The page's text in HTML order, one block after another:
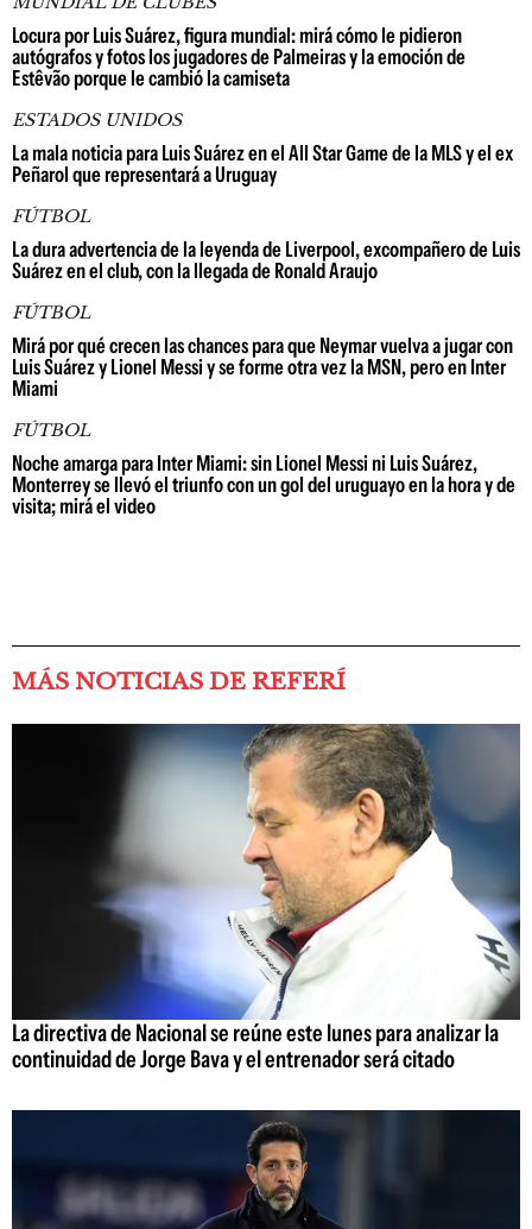
Locura por Luis Suárez, figura mundial: mirá cómo le pidieron
autógrafos y fotos los jugadores de Palmeiras y la emoción de
Estêvão porque le cambió la camiseta
ESTADOS UNIDOS
La mala noticia para Luis Suárez en el All Star Game de la MLS y el ex
Peñarol que representará a Uruguay
FÚTBOL
La dura advertencia de la leyenda de Liverpool, excompañero de Luis
Suárez en el club, con la llegada de Ronald Araujo
FÚTBOL
Mirá por qué crecen las chances para que Neymar vuelva a jugar con
Luis Suárez y Lionel Messi y se forme otra vez la MSN, pero en Inter
Miami
FÚTBOL
Noche amarga para Inter Miami: sin Lionel Messi ni Luis Suárez,
Monterrey se llevó el triunfo con un gol del uruguayo en la hora y de
visita; mirá el video
MÁS NOTICIAS DE REFERÍ
La directiva de Nacional se reúne este lunes para analizar la
continuidad de Jorge Bava y el entrenador será citado